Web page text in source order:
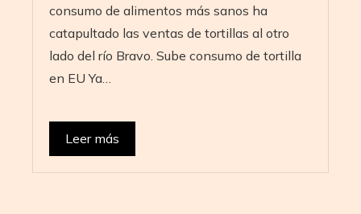
consumo de alimentos más sanos ha
catapultado las ventas de tortillas al otro
lado del río Bravo. Sube consumo de tortilla
en EU Ya…
Leer más